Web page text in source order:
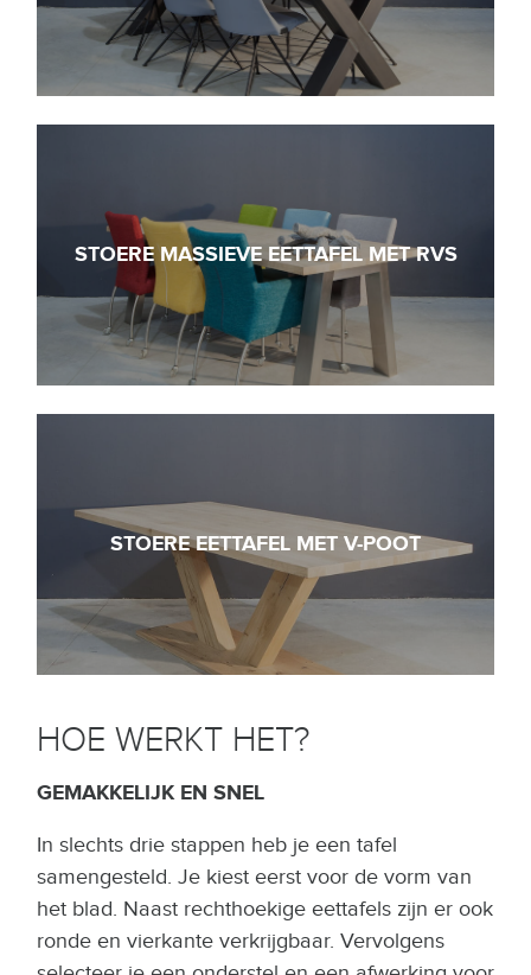
STOERE MASSIEVE EETTAFEL MET RVS
STOERE EETTAFEL MET V-POOT
HOE WERKT HET?
GEMAKKELIJK EN SNEL
In slechts drie stappen heb je een tafel
samengesteld. Je kiest eerst voor de vorm van
het blad. Naast rechthoekige eettafels zijn er ook
ronde en vierkante verkrijgbaar. Vervolgens